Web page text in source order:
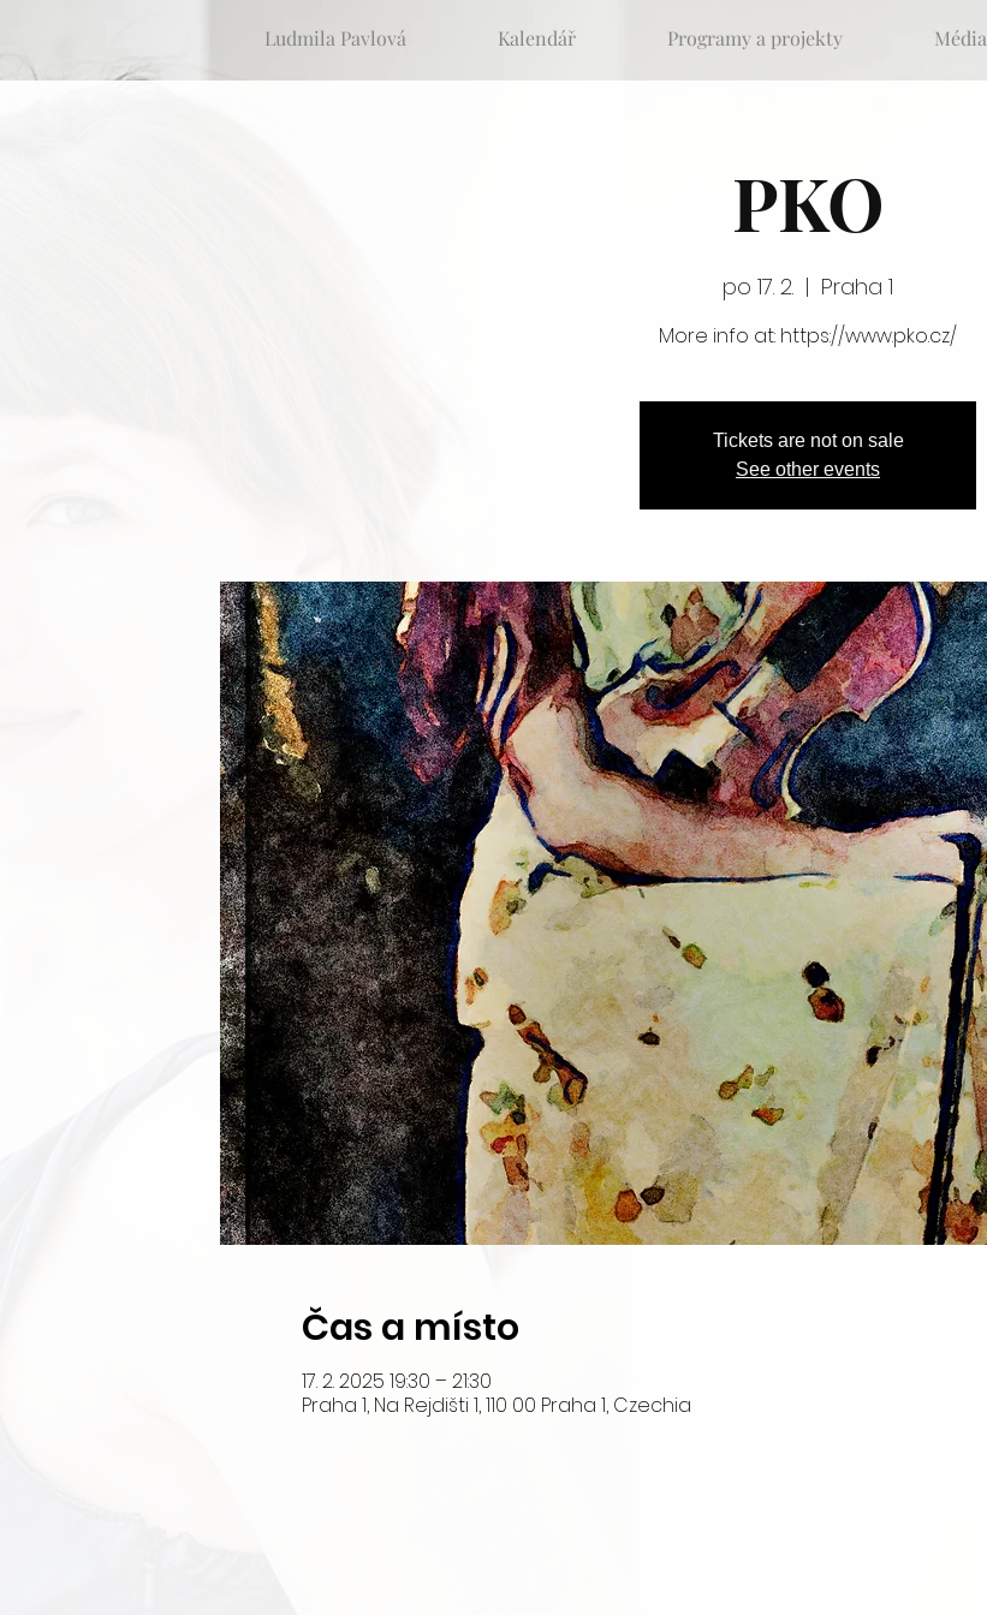
Ludmila Pavlová Kalendář Programy a projekty Média
PKO
po 17. 2.
  |
Praha 1
More info at: https://www.pko.cz/
Tickets are not on sale
See other events
Čas a místo
17. 2. 2025 19:30 – 21:30
Praha 1, Na Rejdišti 1, 110 00 Praha 1, Czechia